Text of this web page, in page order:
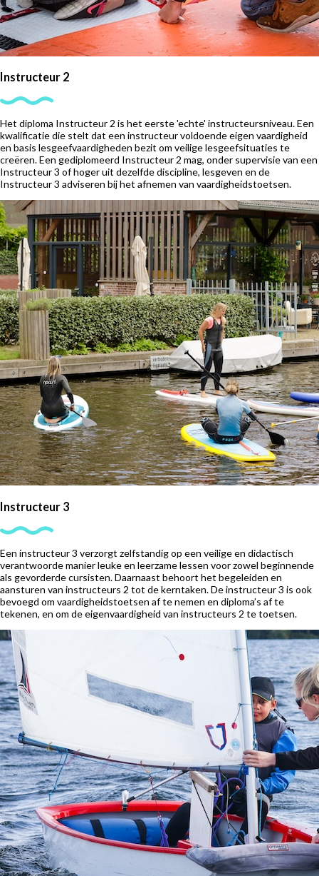
Instructeur 2
Het diploma Instructeur 2 is het eerste 'echte' instructeursniveau. Een
kwalificatie die stelt dat een instructeur voldoende eigen vaardigheid
en basis lesgeefvaardigheden bezit om veilige lesgeefsituaties te
creëren. Een gediplomeerd Instructeur 2 mag, onder supervisie van een
Instructeur 3 of hoger uit dezelfde discipline, lesgeven en de
Instructeur 3 adviseren bij het afnemen van vaardigheidstoetsen.
Instructeur 3
Een instructeur 3 verzorgt zelfstandig op een veilige en didactisch
verantwoorde manier leuke en leerzame lessen voor zowel beginnende
als gevorderde cursisten. Daarnaast behoort het begeleiden en
aansturen van instructeurs 2 tot de kerntaken. De instructeur 3 is ook
bevoegd om vaardigheidstoetsen af te nemen en diploma’s af te
tekenen, en om de eigenvaardigheid van instructeurs 2 te toetsen.